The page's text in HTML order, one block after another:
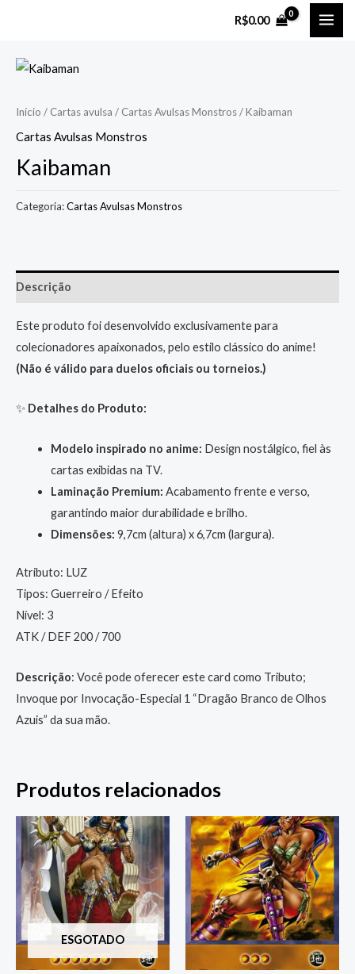
conteúdo
R$0.00
Início / Cartas avulsa / Cartas Avulsas Monstros/ Kaibaman
Cartas Avulsas Monstros
Kaibaman
Categoria:Cartas Avulsas Monstros
Descrição
Este produto foi desenvolvido exclusivamente para
colecionadores apaixonados, pelo estilo clássico do anime!
(Não é válido para duelos oficiais ou torneios.)
✨ Detalhes do Produto:
Modelo inspirado no anime: Design nostálgico, fiel às
cartas exibidas na TV.
Laminação Premium: Acabamento frente e verso,
garantindo maior durabilidade e brilho.
Dimensões: 9,7cm (altura) x 6,7cm (largura).
Atributo: LUZ
Tipos: Guerreiro / Efeito
Nível: 3
ATK / DEF 200 / 700
Descrição: Você pode oferecer este card como Tributo;
Invoque por Invocação-Especial 1 “Dragão Branco de Olhos
Azuis” da sua mão.
Produtos relacionados
ESGOTADO